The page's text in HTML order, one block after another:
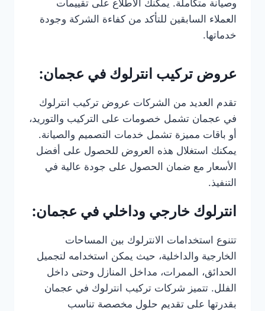
وصيانة متكاملة. يمكنك الاطلاع على تقييمات
العملاء السابقين للتأكد من كفاءة الشركة وجودة
خدماتها.
عروض تركيب انترلوك في عجمان:
تقدم العديد من الشركات عروض تركيب انترلوك
في عجمان تشمل خصومات على التركيب والتوريد،
أو باقات مميزة تشمل خدمات التصميم والصيانة.
يمكنك استغلال هذه العروض للحصول على أفضل
الأسعار مع ضمان الحصول على جودة عالية في
التنفيذ.
انترلوك خارجي وداخلي في عجمان:
تتنوع استخدامات الانترلوك بين المساحات
الخارجية والداخلية، حيث يمكن استخدامه لتجميل
الحدائق، الممرات، مداخل المنازل وحتى داخل
الفلل. تتميز شركات تركيب انترلوك في عجمان
بقدرتها على تقديم حلول مخصصة تناسب